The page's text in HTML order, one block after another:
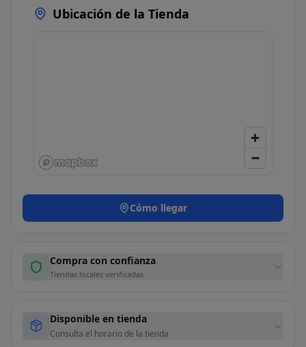
Ubicación de la Tienda
Cómo llegar
Compra con confianza
Tiendas locales verificadas
Disponible en tienda
Consulta el horario de la tienda